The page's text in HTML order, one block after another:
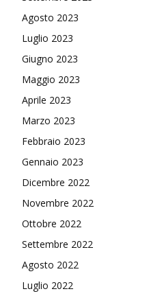
Agosto 2023
Luglio 2023
Giugno 2023
Maggio 2023
Aprile 2023
Marzo 2023
Febbraio 2023
Gennaio 2023
Dicembre 2022
Novembre 2022
Ottobre 2022
Settembre 2022
Agosto 2022
Luglio 2022